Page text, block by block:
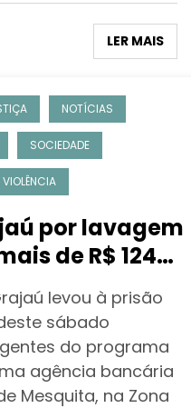
LER MAIS
NOTÍCIAS
SOCIEDADE
VIOLÊNCIA
por lavagem
de R$ 124
levou à prisão
sábado
do programa
agência bancária
Mesquita, na Zona